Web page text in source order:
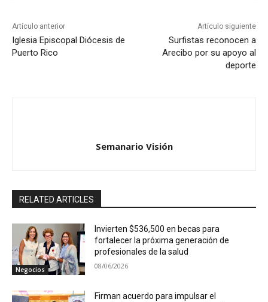
Artículo anterior
Iglesia Episcopal Diócesis de
Puerto Rico
Artículo siguiente
Surfistas reconocen a
Arecibo por su apoyo al
deporte
Semanario Visión
RELATED ARTICLES
Negocios
Invierten $536,500 en becas para
fortalecer la próxima generación de
profesionales de la salud
08/06/2026
Firman acuerdo para impulsar el